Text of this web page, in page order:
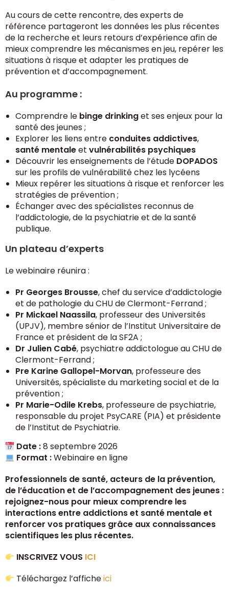
Au cours de cette rencontre, des experts de
référence partageront les données les plus récentes
de la recherche et leurs retours d’expérience afin de
mieux comprendre les mécanismes en jeu, repérer les
situations à risque et adapter les pratiques de
prévention et d’accompagnement.
Au programme :
Comprendre le binge drinkinget ses enjeux pour la
santé des jeunes ;
Explorer les liens entre conduites addictives,
santé mentaleet vulnérabilités psychiques
Découvrir les enseignements de l’étude DOPADOS
sur les profils de vulnérabilité chez les lycéens
Mieux repérer les situations à risque et renforcer les
stratégies de prévention ;
Échanger avec des spécialistes reconnus de
l’addictologie, de la psychiatrie et de la santé
publique.
Un plateau d’experts
Le webinaire réunira :
Pr Georges Brousse, chef du service d’addictologie
et de pathologie du CHU de Clermont-Ferrand ;
Pr Mickael Naassila, professeur des Universités
(UPJV), membre sénior de l’Institut Universitaire de
France et président de la SF2A ;
Dr Julien Cabé, psychiatre addictologue au CHU de
Clermont-Ferrand ;
Pre Karine Gallopel-Morvan, professeure des
Universités, spécialiste du marketing social et de la
prévention ;
Pr Marie-Odile Krebs, professeure de psychiatrie,
responsable du projet PsyCARE (PIA) et présidente
de l’Institut de Psychiatrie.
Date :8 septembre 2026
Format :Webinaire en ligne
Professionnels de santé, acteurs de la prévention,
de l’éducation et de l’accompagnement des jeunes :
rejoignez-nous pour mieux comprendre les
interactions entre addictions et santé mentale et
renforcer vos pratiques grâce aux connaissances
scientifiques les plus récentes.
INSCRIVEZ VOUS ICI
Téléchargez l’afficheici